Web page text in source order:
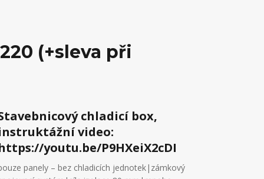
(+sleva při
chladicí box,
video:
youtu.be/P9HXeiX2cDI
panely – bez chladicích jednotek|zámkový